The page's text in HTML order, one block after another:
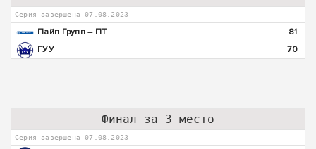
Серия завершена 07.08.2023
Пайп Групп – ПТ
81
ГУУ
70
Финал за 3 место
Серия завершена 07.08.2023